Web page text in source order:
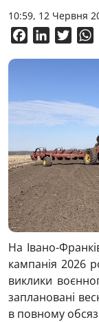
10:59, 12 Червня
FacebookLinkedIn
На Івано-
кампанія 2026
виклики
заплановані
в повному